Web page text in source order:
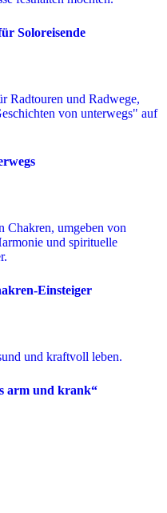
Soloreisende
Einsteiger
arm und krank“